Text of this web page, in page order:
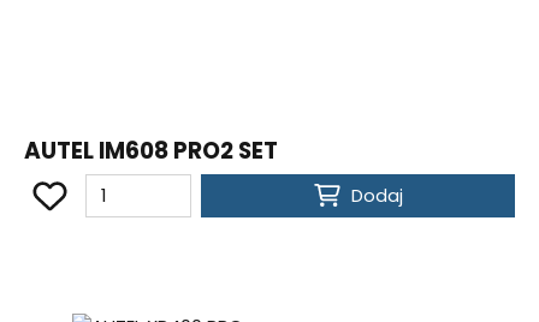
AUTEL IM608 PRO2 SET
Dodaj